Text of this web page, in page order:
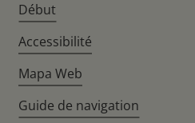
Début
Accessibilité
Mapa Web
Guide de navigation